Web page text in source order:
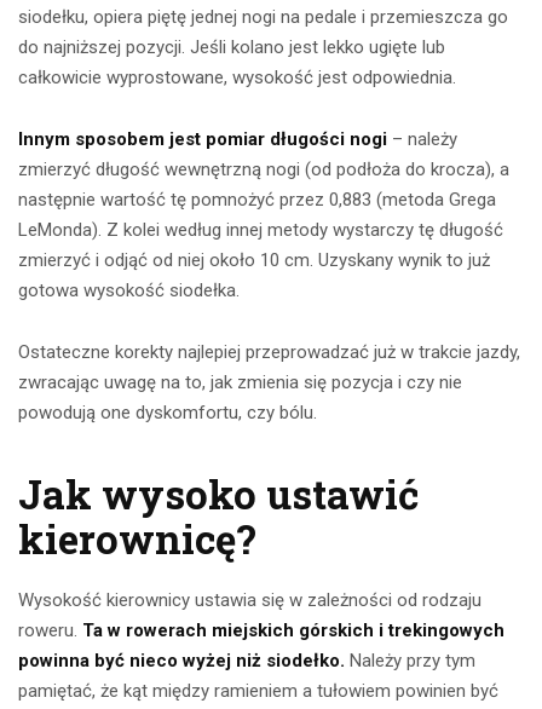
siodełku, opiera piętę jednej nogi na pedale i przemieszcza go
do najniższej pozycji. Jeśli kolano jest lekko ugięte lub
całkowicie wyprostowane, wysokość jest odpowiednia.
Innym sposobem jest pomiar długości nogi – należy
zmierzyć długość wewnętrzną nogi (od podłoża do krocza), a
następnie wartość tę pomnożyć przez 0,883 (metoda Grega
LeMonda). Z kolei według innej metody wystarczy tę długość
zmierzyć i odjąć od niej około 10 cm. Uzyskany wynik to już
gotowa wysokość siodełka.
Ostateczne korekty najlepiej przeprowadzać już w trakcie jazdy,
zwracając uwagę na to, jak zmienia się pozycja i czy nie
powodują one dyskomfortu, czy bólu.
Jak wysoko ustawić
kierownicę?
Wysokość kierownicy ustawia się w zależności od rodzaju
roweru. Ta w rowerach miejskich górskich i trekingowych
powinna być nieco wyżej niż siodełko. Należy przy tym
pamiętać, że kąt między ramieniem a tułowiem powinien być